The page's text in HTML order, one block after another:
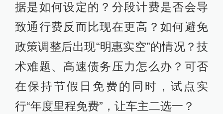
据是如何设定的？分段计费是否会导
致通行费反而比现在更高？如何避免
政策调整后出现“明惠实空”的情况？技
术难题、高速债务压力怎么办？可否
在保持节假日免费的同时，试点实
行“年度里程免费”，让车主二选一？